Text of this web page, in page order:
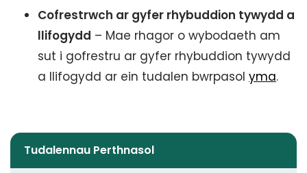
Cofrestrwch ar gyfer rhybuddion tywydd a
llifogydd – Mae rhagor o wybodaeth am
sut i gofrestru ar gyfer rhybuddion tywydd
a llifogydd ar ein tudalen bwrpasol yma.
Tudalennau Perthnasol